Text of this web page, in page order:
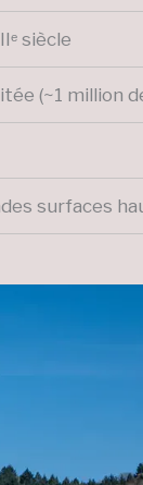
siècle
(~1 million
surfaces